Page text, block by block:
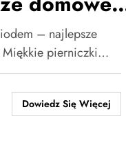
kroku– najlepsze
Miękkie pierniczki…
Dowiedz Się Więcej